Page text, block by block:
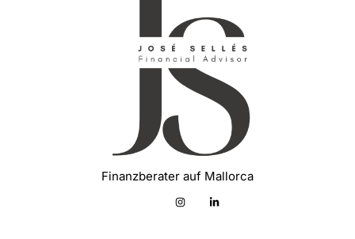
Finanzberater auf Mallorca